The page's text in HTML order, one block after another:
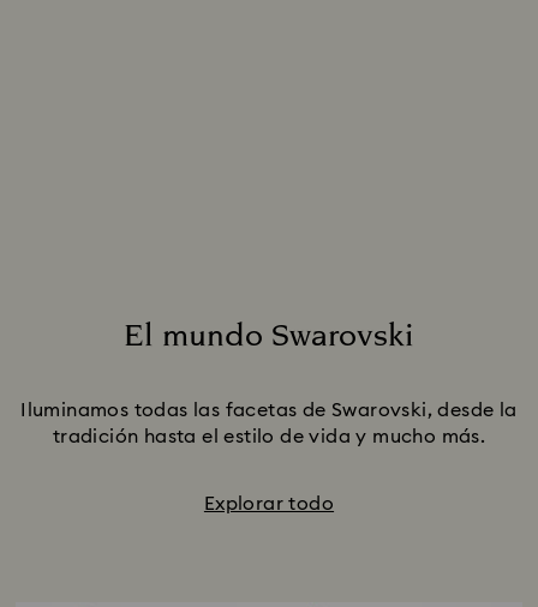
El mundo Swarovski
Iluminamos todas las facetas de Swarovski, desde la
tradición hasta el estilo de vida y mucho más.
Explorar todo